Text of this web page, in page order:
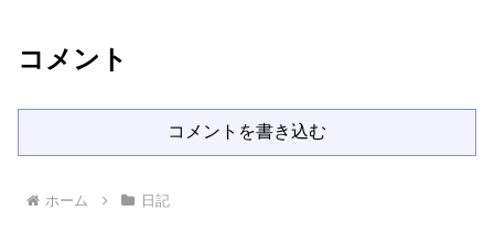
コメント
コメントを書き込む
ホーム 日記